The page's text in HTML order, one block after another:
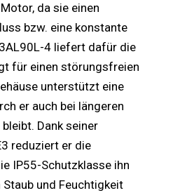
da sie einen
bzw. eine konstante
4 liefert dafür die
für einen störungsfreien
unterstützt eine
er auch bei längeren
Dank seiner
reduziert er die
IP55-Schutzklasse ihn
und Feuchtigkeit